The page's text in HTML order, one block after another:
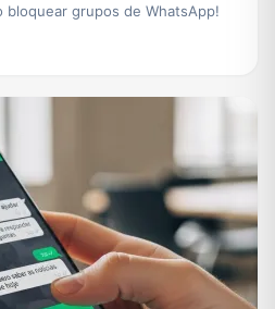
bloquear grupos de WhatsApp!